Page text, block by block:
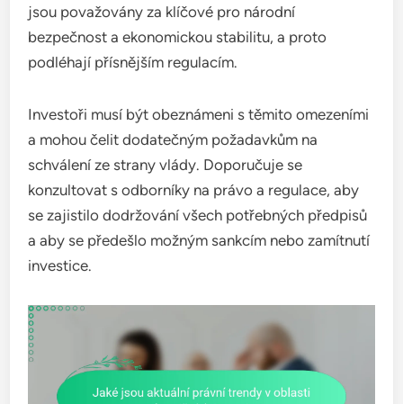
jsou považovány za klíčové pro národní
bezpečnost a ekonomickou stabilitu, a proto
podléhají přísnějším regulacím.
Investoři musí být obeznámeni s těmito omezeními
a mohou čelit dodatečným požadavkům na
schválení ze strany vlády. Doporučuje se
konzultovat s odborníky na právo a regulace, aby
se zajistilo dodržování všech potřebných předpisů
a aby se předešlo možným sankcím nebo zamítnutí
investice.